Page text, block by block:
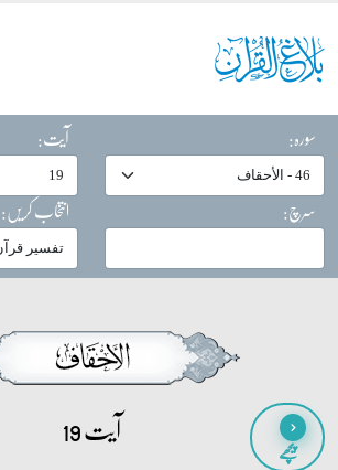
سورہ:
آیت:
سرچ:
انتخاب کریں:
پیچھے آیت 19